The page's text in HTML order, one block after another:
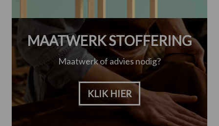
MAATWERK STOFFERING
Maatwerk of advies nodig?
KLIK HIER